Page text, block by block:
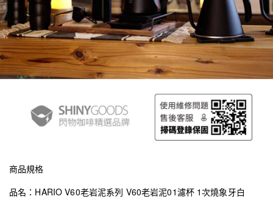
商品規格
品名：HARIO V60老岩泥系列 V60老岩泥01濾杯 1次燒象牙白